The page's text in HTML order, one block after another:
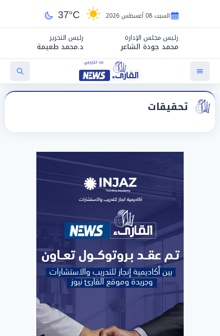
السبت 08 أغسطس 2026 37°C
رئيس مجلس الإدارة
محمد جودة الشاعر
رئيس التحرير
د.محمد طعيمة
تحقيقات